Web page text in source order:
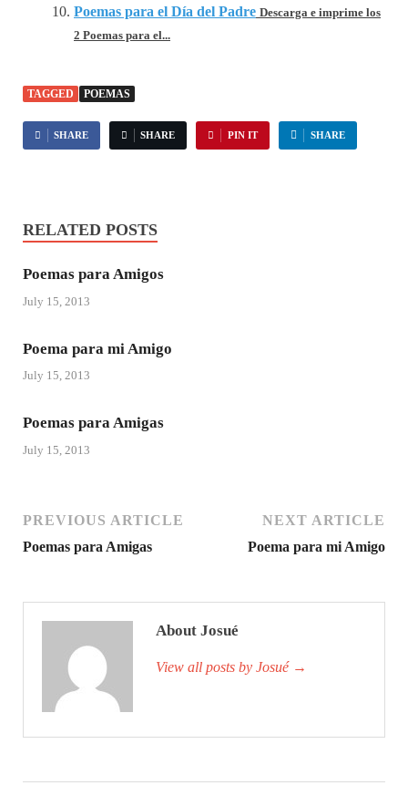
Poemas para el Día del Padre Descarga e imprime los
2 Poemas para el...
TAGGED POEMAS
SHARE SHARE PIN IT SHARE
RELATED POSTS
Poemas para Amigos
July 15, 2013
Poema para mi Amigo
July 15, 2013
Poemas para Amigas
July 15, 2013
PREVIOUS ARTICLE
Poemas para Amigas
NEXT ARTICLE
Poema para mi Amigo
About Josué
View all posts by Josué →